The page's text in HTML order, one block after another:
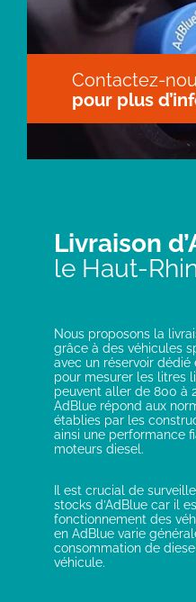
Contactez-
pour plus
Livraison
le Haut-
Nous proposons la
grâce à des véhicules
avec un réservoir
pour mesurer les litres
peuvent aller de 800 à
AdBlue répond aux
établies par les
ainsi une performance
moteurs diesel.
Il est crucial de
stocks d’AdBlue car il
fonctionnement des
en AdBlue varie
consommation de
véhicule.